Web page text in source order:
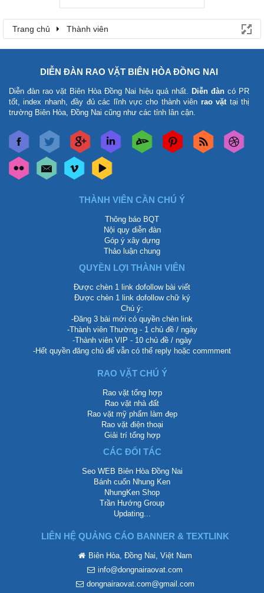
Trang chủ Thành viên
DIỄN ĐÀN RAO VẶT BIÊN HÒA ĐỒNG NAI
Diễn đàn rao vặt Biên Hòa Đồng Nai hiệu quả nhất. Diễn đàn có PR
tốt, index nhanh, đầy đủ các lĩnh vực cho thành viên rao vặttại thị
trường Biên Hòa, Đồng Nai cũng như các tỉnh lân cận.
THÀNH VIÊN CẦN CHÚ Ý
Thông báo BQT
Nội quy diễn đàn
Góp ý xây dựng
Thảo luận chung
QUYỀN LỢI THÀNH VIÊN
Được chèn 1 link dofollow bài viết
Được chèn 1 link dofollow chữ ký
Chú ý:
-Đăng 3 bài mới có quyền chèn link
-Thành viên Thường - 1 chủ đề / ngày
-Thành viên VIP - 10 chủ đề / ngày
-Hết quyền đăng chủ để vẫn có thể reply hoặc commment
RAO VẶT CHÚ Ý
Rao vặt tổng hợp
Rao vặt nhà đất
Rao vặt mỹ phẩm làm đẹp
Rao vặt điện thoại
Giải trí tổng hợp
CÁC ĐỐI TÁC
Seo WEB Biên Hòa Đồng Nai
Bánh cuốn Nhung Ken
NhungKen Shop
Trần Hướng Group
Updating...
LIÊN HỆ QUẢNG CÁO BANNER & TEXTLINK
Biên Hòa, Đồng Nai, Việt Nam
info@dongnairaovat.com
dongnairaovat.com@gmail.com